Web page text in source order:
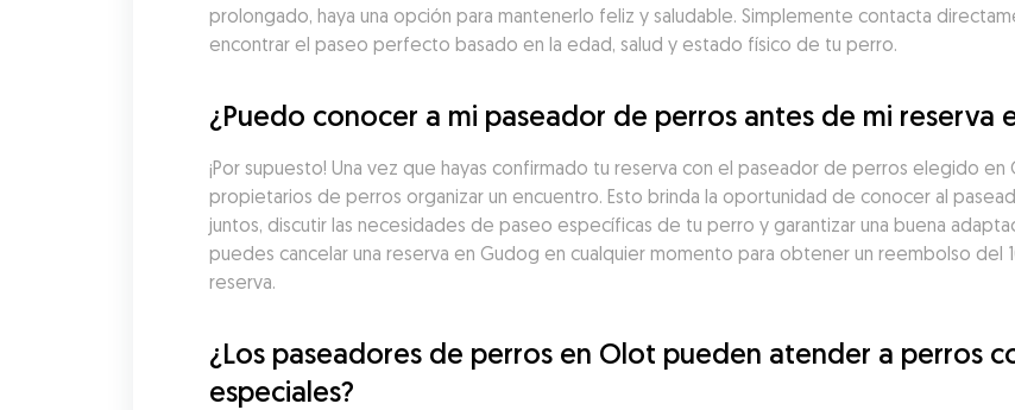
prolongado, haya una opción para mantenerlo feliz y saludable. Simplemente contacta
encontrar el paseo perfecto basado en la edad, salud y estado físico de tu perro.
¿Puedo conocer a mi paseador de perros antes de mi reserva
¡Por supuesto! Una vez que hayas confirmado tu reserva con el paseador de perros elegido
propietarios de perros organizar un encuentro. Esto brinda la oportunidad de conocer al
juntos, discutir las necesidades de paseo específicas de tu perro y garantizar una buena
puedes cancelar una reserva en Gudog en cualquier momento para obtener un reembolso del
reserva.
¿Los paseadores de perros en Olot pueden atender a perros
especiales?